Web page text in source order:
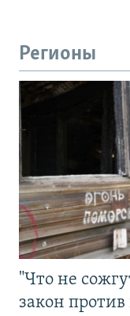
Регионы
"Что не
закон